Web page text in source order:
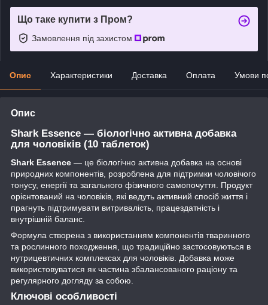
Що таке купити з Пром?
Замовлення під захистом
Опис Характеристики Доставка Оплата Умови
Опис
Shark Essence — біологічно активна добавка
для чоловіків (10 таблеток)
Shark Essence — це біологічно активна добавка на основі
природних компонентів, розроблена для підтримки чоловічого
тонусу, енергії та загального фізичного самопочуття. Продукт
орієнтований на чоловіків, які ведуть активний спосіб життя і
прагнуть підтримувати витривалість, працездатність і
внутрішній баланс.
Формула створена з використанням компонентів тваринного
та рослинного походження, що традиційно застосовуються в
нутрицевтичних комплексах для чоловіків. Добавка може
використовуватися як частина збалансованого раціону та
регулярного догляду за собою.
Ключові особливості